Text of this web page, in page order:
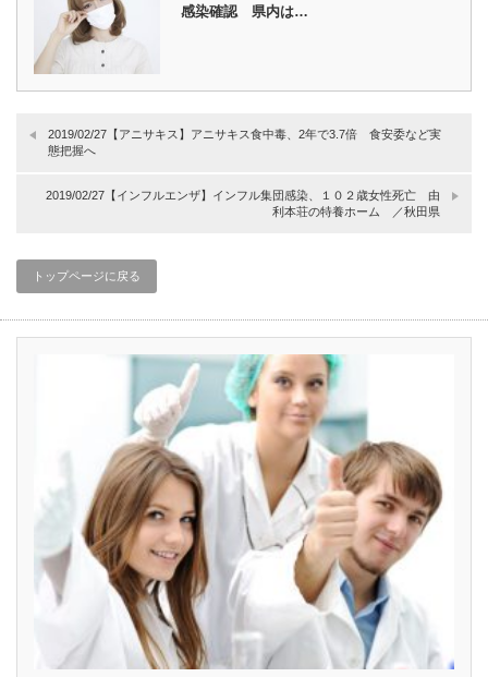
感染確認 県内は…
2019/02/27【アニサキス】アニサキス食中毒、2年で3.7倍 食安委など実
態把握へ
2019/02/27【インフルエンザ】インフル集団感染、１０２歳女性死亡 由
利本荘の特養ホーム ／秋田県
トップページに戻る